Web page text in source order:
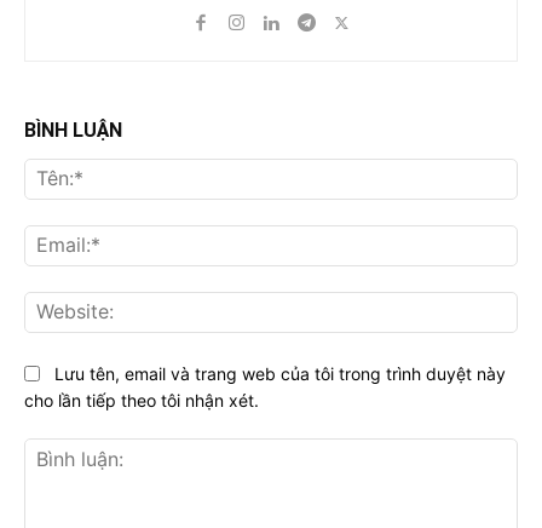
BÌNH LUẬN
Lưu tên, email và trang web của tôi trong trình duyệt này
cho lần tiếp theo tôi nhận xét.